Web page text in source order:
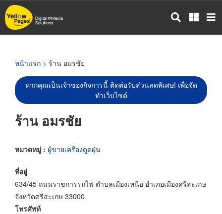
ข้าม
ไป
หน้าแรก > ร้าน อมรชัย
หากคุณเป็นเจ้าของกิจการนี้ ติดต่อรับส่วนลดพิเศษ! เพื่อจัด
ทำเว็บไซต์
ร้าน อมรชัย
หมวดหมู่ : ผู้ขายเครื่องดูดฝุ่น
ที่อยู่
634/45 ถนนราชการรถไฟ ตำบลเมืองเหนือ อำเภอเมืองศรีสะเกษ
จังหวัดศรีสะเกษ 33000
โทรศัพท์